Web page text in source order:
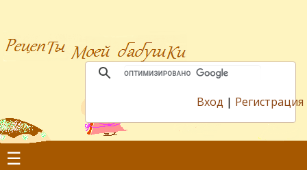
Вход | Регистрация
☰